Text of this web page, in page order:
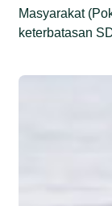
Masyarakat
keterbatasan